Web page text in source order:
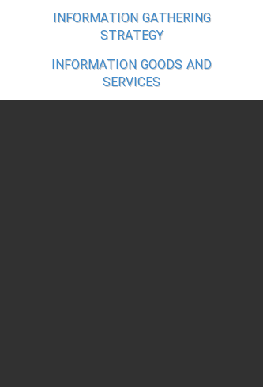
INFORMATION GATHERING
STRATEGY
INFORMATION GOODS AND
SERVICES